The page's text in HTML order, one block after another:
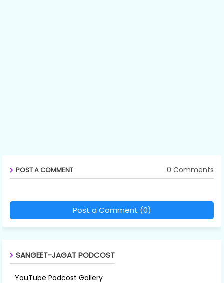
POST A COMMENT 0 Comments
Post a Comment (0)
SANGEET-JAGAT PODCOST
YouTube Podcost Gallery